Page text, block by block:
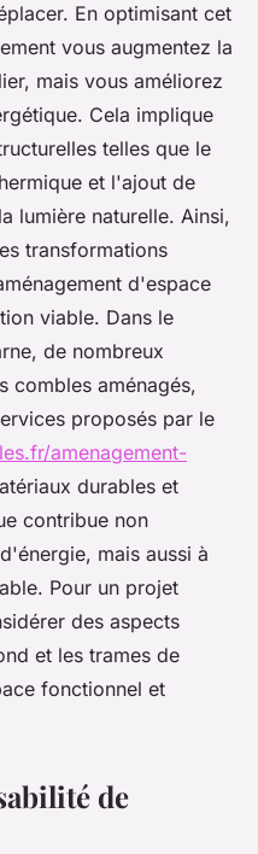
En optimisant cet
vous augmentez la
mais vous améliorez
Cela implique
telles que le
et l'ajout de
lumière naturelle. Ainsi,
transformations
d'espace
viable. Dans le
de nombreux
combles aménagés,
proposés par le
amenagement-
durables et
contribue non
mais aussi à
Pour un projet
des aspects
et les trames de
fonctionnel et
de